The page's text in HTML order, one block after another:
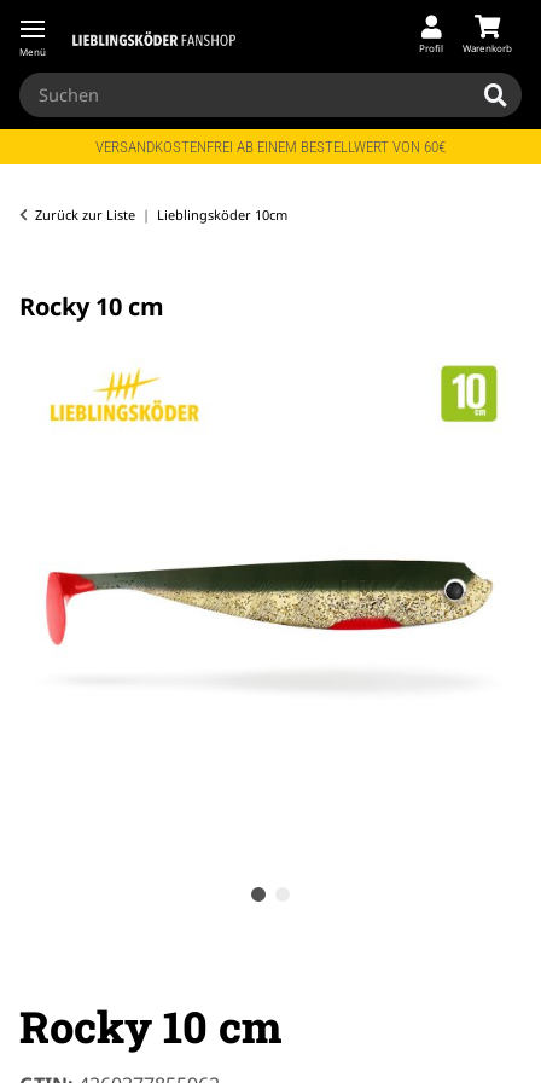
Menü Profil Warenkorb
VERSANDKOSTENFREI AB EINEM BESTELLWERT VON 60€
Zurück zur Liste Lieblingsköder 10cm
Rocky 10 cm
Rocky 10 cm